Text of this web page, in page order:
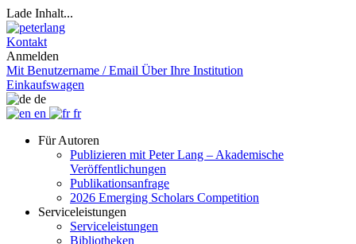
Lade Inhalt...
Kontakt
Anmelden
Mit Benutzername / Email Über Ihre Institution
Einkaufswagen
de
en
fr
Für Autoren
Publizieren mit Peter Lang – Akademische
Veröffentlichungen
Publikationsanfrage
2026 Emerging Scholars Competition
Serviceleistungen
Serviceleistungen
Bibliotheken